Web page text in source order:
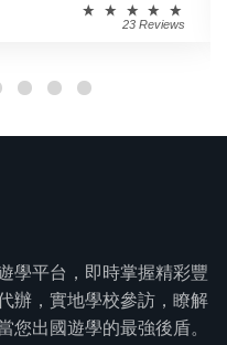
23 Reviews
學平台，即時掌握精彩豐
辦，實地學校參訪，瞭解
您出國遊學的最強後盾。